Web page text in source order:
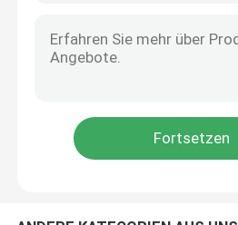
Handkaffeemühle
automatisches Milch frother